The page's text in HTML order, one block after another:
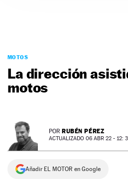
PODCAST
MOTOS
TECNOLOGÍA
PREMIOS
SERVICIOS
MOTOS
La dirección
motos
POR RUBÉN PÉREZ
ACTUALIZADO 06 ABR 22 - 12:
Añadir EL MOTOR en Google